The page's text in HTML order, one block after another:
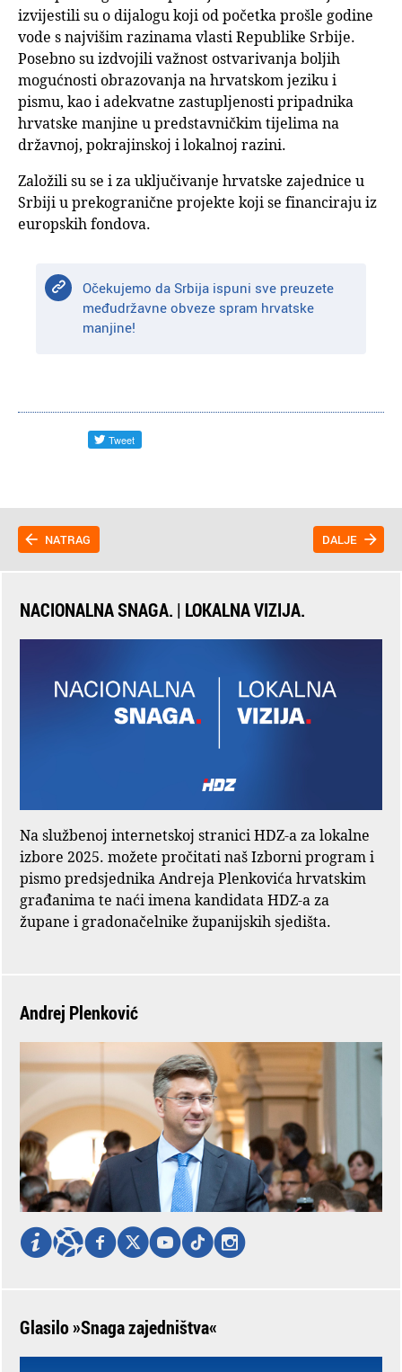
izvijestili su o dijalogu koji od početka prošle godine
vode s najvišim razinama vlasti Republike Srbije.
Posebno su izdvojili važnost ostvarivanja boljih
mogućnosti obrazovanja na hrvatskom jeziku i
pismu, kao i adekvatne zastupljenosti pripadnika
hrvatske manjine u predstavničkim tijelima na
državnoj, pokrajinskoj i lokalnoj razini.
Založili su se i za uključivanje hrvatske zajednice u
Srbiji u prekogranične projekte koji se financiraju iz
europskih fondova.
Očekujemo da Srbija ispuni sve preuzete
međudržavne obveze spram hrvatske
manjine!
NATRAG DALJE
NACIONALNA SNAGA. | LOKALNA VIZIJA.
Na službenoj internetskoj stranici HDZ-a za lokalne
izbore 2025. možete pročitati naš Izborni program i
pismo predsjednika Andreja Plenkovića hrvatskim
građanima te naći imena kandidata HDZ-a za
župane i gradonačelnike županijskih sjedišta.
Andrej Plenković
Glasilo »Snaga zajedništva«